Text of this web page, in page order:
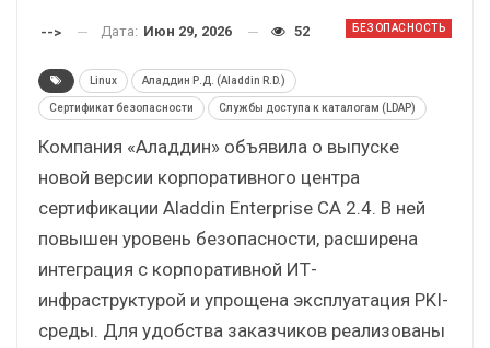
БЕЗОПАСНОСТЬ
--> Дата: Июн 29, 2026 52
Linux Аладдин Р.Д. (Aladdin R.D.)
Сертификат безопасности Службы доступа к каталогам (LDAP)
Компания «Аладдин» объявила о выпуске
новой версии корпоративного центра
сертификации Aladdin Enterprise CA 2.4. В ней
повышен уровень безопасности, расширена
интеграция с корпоративной ИТ-
инфраструктурой и упрощена эксплуатация PKI-
среды. Для удобства заказчиков реализованы